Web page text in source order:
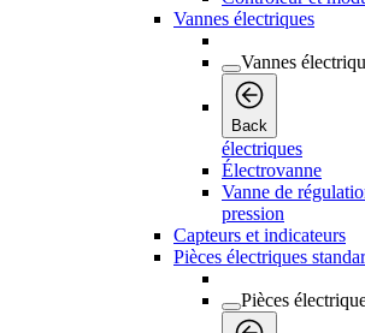
Vannes électriques
Vannes
Back
électriques
Électrovanne
Vanne de
pression
Capteurs et indicateurs
Pièces électriques
Pièces